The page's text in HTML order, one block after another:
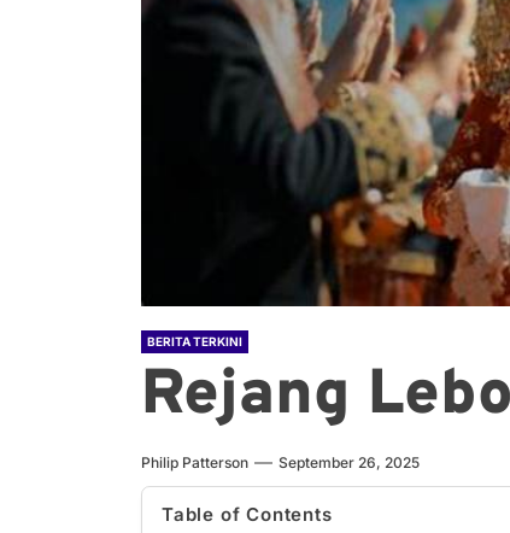
BERITA TERKINI
Rejang
Philip Patterson September 26, 2025
Table of Contents